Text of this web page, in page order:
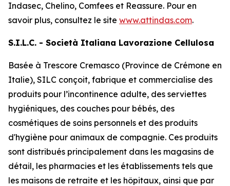
Indasec, Chelino, Comfees et Reassure. Pour en
savoir plus, consultez le site www.attindas.com.
S.I.L.C. - Società Italiana Lavorazione Cellulosa
Basée à Trescore Cremasco (Province de Crémone en
Italie), SILC conçoit, fabrique et commercialise des
produits pour l’incontinence adulte, des serviettes
hygiéniques, des couches pour bébés, des
cosmétiques de soins personnels et des produits
d'hygiène pour animaux de compagnie. Ces produits
sont distribués principalement dans les magasins de
détail, les pharmacies et les établissements tels que
les maisons de retraite et les hôpitaux, ainsi que par